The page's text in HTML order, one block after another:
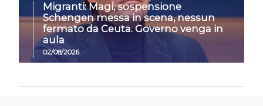
Migranti: Magi, sospensione
Schengen messa in scena, nessun
fermato da Ceuta. Governo venga in
aula
02/08/2026